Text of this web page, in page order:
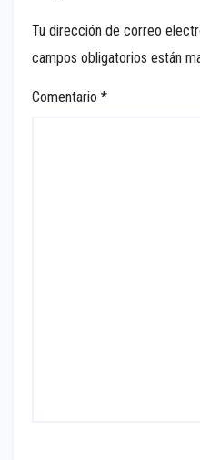
Tu dirección de correo
campos obligatorios están
Comentario *